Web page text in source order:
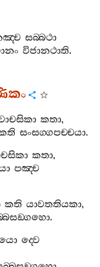
සබ‍්බථා
විජානථාති.
කතා,
සංසග‍්ගපච‍්චයා.
කතා,
පඤ‍්ච
කති යාවතතියකා,
.
ද‍්වෙ